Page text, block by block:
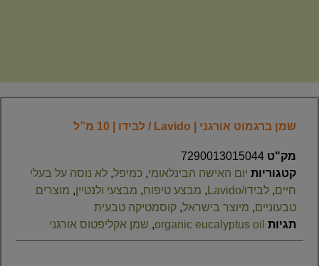
שמן ברגמוט אורגני | Lavido / לבידו | 10 מ”ל
מק"ט 7290013015044
קטגוריות יום האישה הבינלאומי, כמיפל, לא נוסה על בעלי
חיים, לבידו/Lavido , מבצע טיפוח, מבצעי ולנטיין, מוצרים
טבעוניים, מיוצר בישראל, קוסמטיקה טבעית
תגיות organic eucalyptus oil
, שמן אקליפטוס אורגני